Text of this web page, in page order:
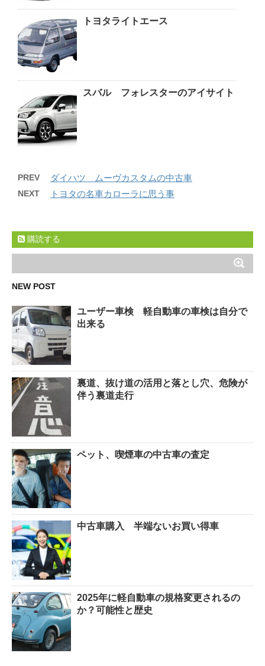
トヨタライトエース
スバル フォレスターのアイサイト
PREV ダイハツ ムーヴカスタムの中古車
NEXT トヨタの名車カローラに思う事
購読する
NEW POST
ユーザー車検 軽自動車の車検は自分で
出来る
裏道、抜け道の活用と落とし穴、危険が
伴う裏道走行
ペット、喫煙車の中古車の査定
中古車購入 半端ないお買い得車
2025年に軽自動車の規格変更されるの
か？可能性と歴史